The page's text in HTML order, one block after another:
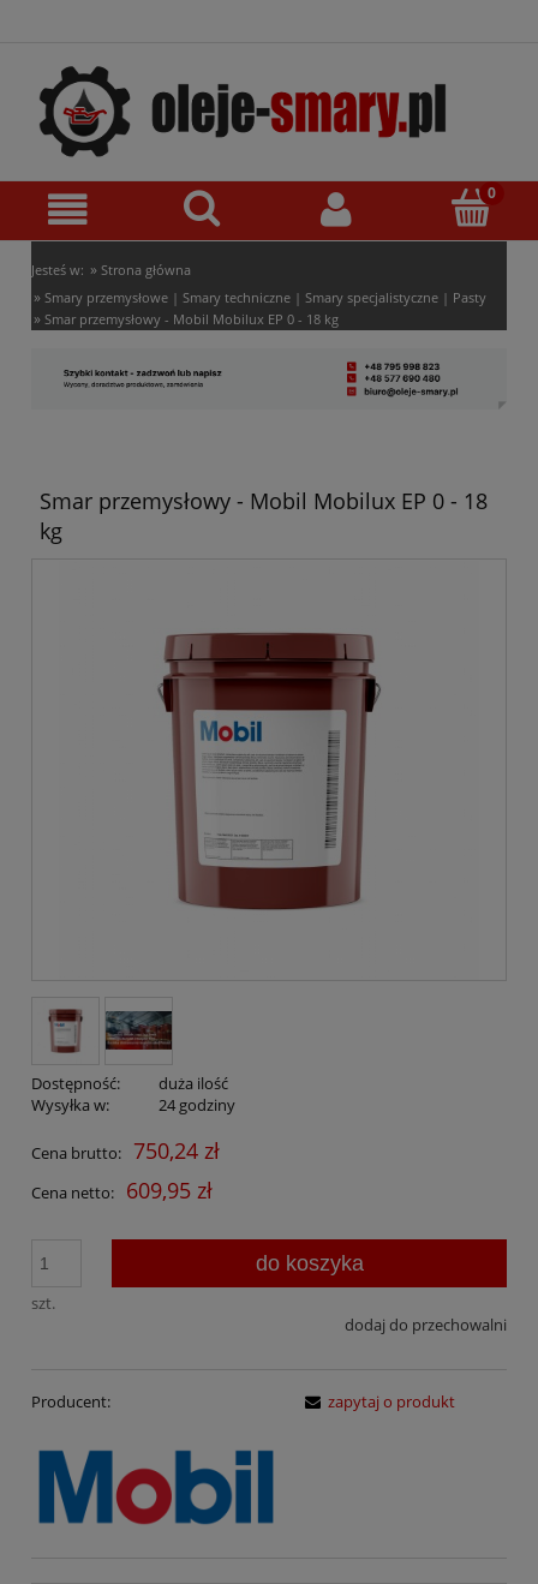
Jesteś w: » Strona główna
» Smary przemysłowe | Smary techniczne | Smary specjalistyczne | Pasty
» Smar przemysłowy - Mobil Mobilux EP 0 - 18 kg
Smar przemysłowy - Mobil Mobilux EP 0 - 18
kg
Dostępność:
duża ilość
Wysyłka w:
24 godziny
Cena brutto: 750,24 zł
Cena netto: 609,95 zł
szt.
do koszyka
dodaj do przechowalni
Producent: zapytaj o produkt